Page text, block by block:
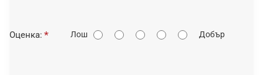
О
Оценка: Лош Добър